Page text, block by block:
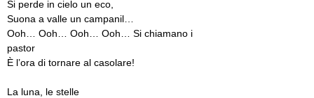
Si perde in cielo un eco,
Suona a valle un campanil…
Ooh… Ooh… Ooh… Ooh… Si chiamano i
pastor
È l’ora di tornare al casolare!
La luna, le stelle